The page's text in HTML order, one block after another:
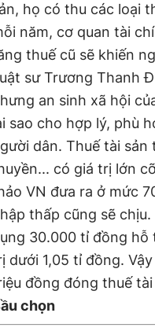
họ có thu các loại
năm, cơ quan tài
thuế cũ sẽ khiến
sư Trương Thanh
an sinh xã hội
sao cho hợp lý, phù
dân. Thuế tài
có giá trị lớn
VN đưa ra ở mức
thấp cũng sẽ
30.000 tỉ đồng hỗ
dưới 1,05 tỉ đồng.
đồng đóng thuế tài
chọn